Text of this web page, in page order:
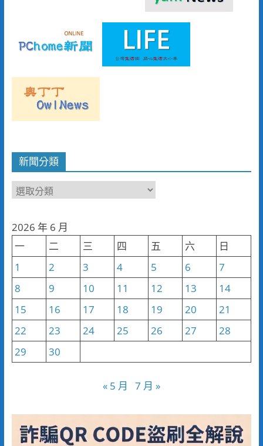
新聞分類
新
類
2026 年 6 月
一
二 三 四 五 六
日
1
2 3 4 5 6
7
8
9 10 11 12 13
14
15
16 17 18 19 20
21
22
23 24 25 26 27
28
29
30
« 5 月 7 月 »